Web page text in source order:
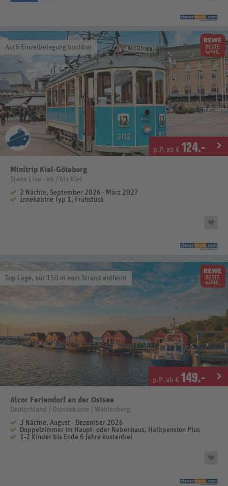
Auch Einzelbelegung buchbar
p.P. ab € 124.-
Minitrip Kiel-Göteborg
Stena Line - ab / bis Kiel
2 Nächte, September 2026 - März 2027
Innekabine Typ 1, Frühstück
Top Lage, nur 150 m vom Strand entfernt
p.P. ab € 149.-
Alcor Feriendorf an der Ostsee
Deutschland / Ostseeküste / Wohlenberg
3 Nächte, August - Dezember 2026
Doppelzimmer im Haupt- oder Nebenhaus, Halbpension Plus
1-2 Kinder bis Ende 6 Jahre kostenfrei